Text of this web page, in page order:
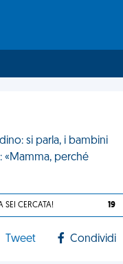
si parla, i bambini
«Mamma, perché
SEI CERCATA! 19
Tweet Condividi